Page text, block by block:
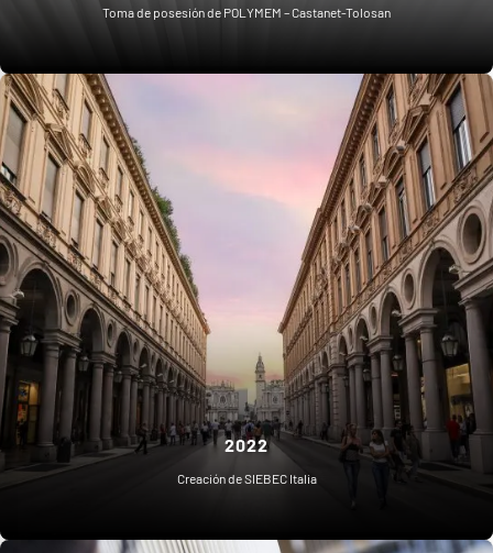
Toma de posesión de POLYMEM – Castanet-Tolosan
2022
Creación de SIEBEC Italia